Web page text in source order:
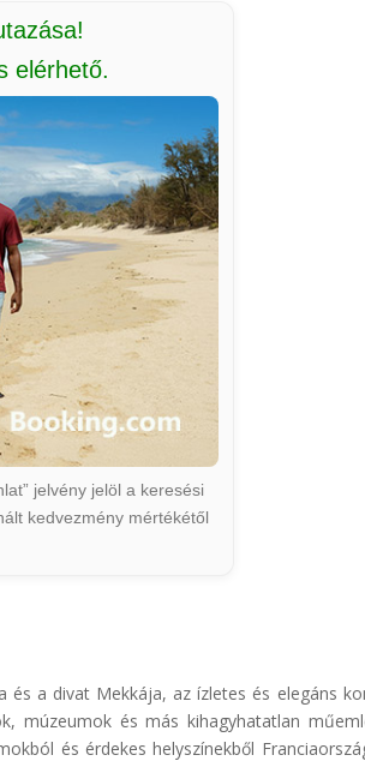
elérhető.
jelvény jelöl a keresési
kedvezmény mértékétől
a divat Mekkája, az ízletes és elegáns
múzeumok és más kihagyhatatlan
és érdekes helyszínekből